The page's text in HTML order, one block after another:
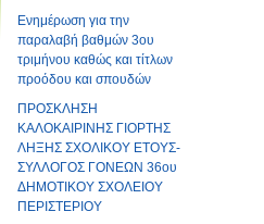
Ενημέρωση για την
παραλαβή βαθμών 3ου
τριμήνου καθώς και τίτλων
προόδου και σπουδών
ΠΡΟΣΚΛΗΣΗ
ΚΑΛΟΚΑΙΡΙΝΗΣ ΓΙΟΡΤΗΣ
ΛΗΞΗΣ ΣΧΟΛΙΚΟΥ ΕΤΟΥΣ-
ΣΥΛΛΟΓΟΣ ΓΟΝΕΩΝ 36ου
ΔΗΜΟΤΙΚΟΥ ΣΧΟΛΕΙΟΥ
ΠΕΡΙΣΤΕΡΙΟΥ